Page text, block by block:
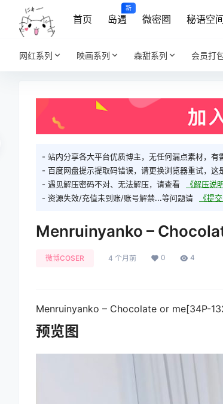
首页 岛遇
新
微密圈 秘语空间
网红系列 映画系列 森甜系列 会员打
- 站内分享各大平台优质博主，无任何漏点素材，有
- 百度网盘提示提取码错误，请更换浏览器重试，这
- 遇见解压密码不对、无法解压，请查看
《解压说
- 资源失效/充值未到账/账号解禁...等问题请
《提
Menruinyanko –
微博COSER 4 个月前 0 4
Menruinyanko – Chocolate or me[34P-
预览图